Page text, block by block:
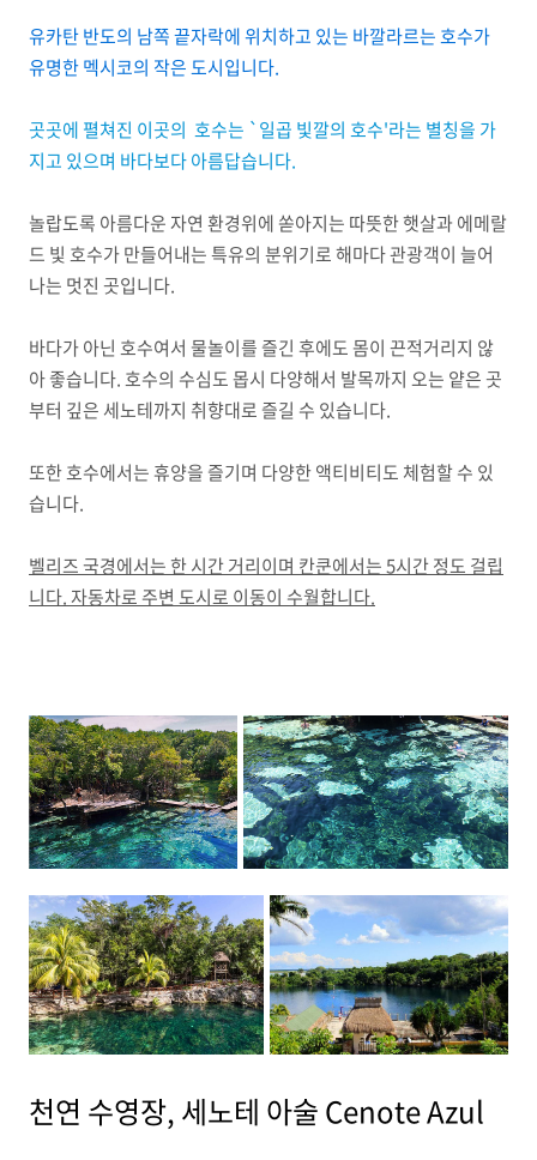
유카탄 반도의 남쪽 끝자락에 위치하고 있는 바깔라르는 호수가
유명한 멕시코의 작은 도시입니다.
곳곳에 펼쳐진 이곳의 호수는 `일곱 빛깔의 호수'라는 별칭을 가
지고 있으며 바다보다 아름답습니다.
놀랍도록 아름다운 자연 환경위에 쏟아지는 따뜻한 햇살과 에메랄
드 빛 호수가 만들어내는 특유의 분위기로 해마다 관광객이 늘어
나는 멋진 곳입니다.
바다가 아닌 호수여서 물놀이를 즐긴 후에도 몸이 끈적거리지 않
아 좋습니다. 호수의 수심도 몹시 다양해서 발목까지 오는 얕은 곳
부터 깊은 세노테까지 취향대로 즐길 수 있습니다.
또한 호수에서는 휴양을 즐기며 다양한 액티비티도 체험할 수 있
습니다.
벨리즈 국경에서는 한 시간 거리이며 칸쿤에서는 5시간 정도 걸립
니다. 자동차로 주변 도시로 이동이 수월합니다.
천연 수영장, 세노테 아술 Cenote Azul